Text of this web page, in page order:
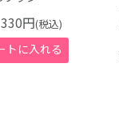
円(税込)